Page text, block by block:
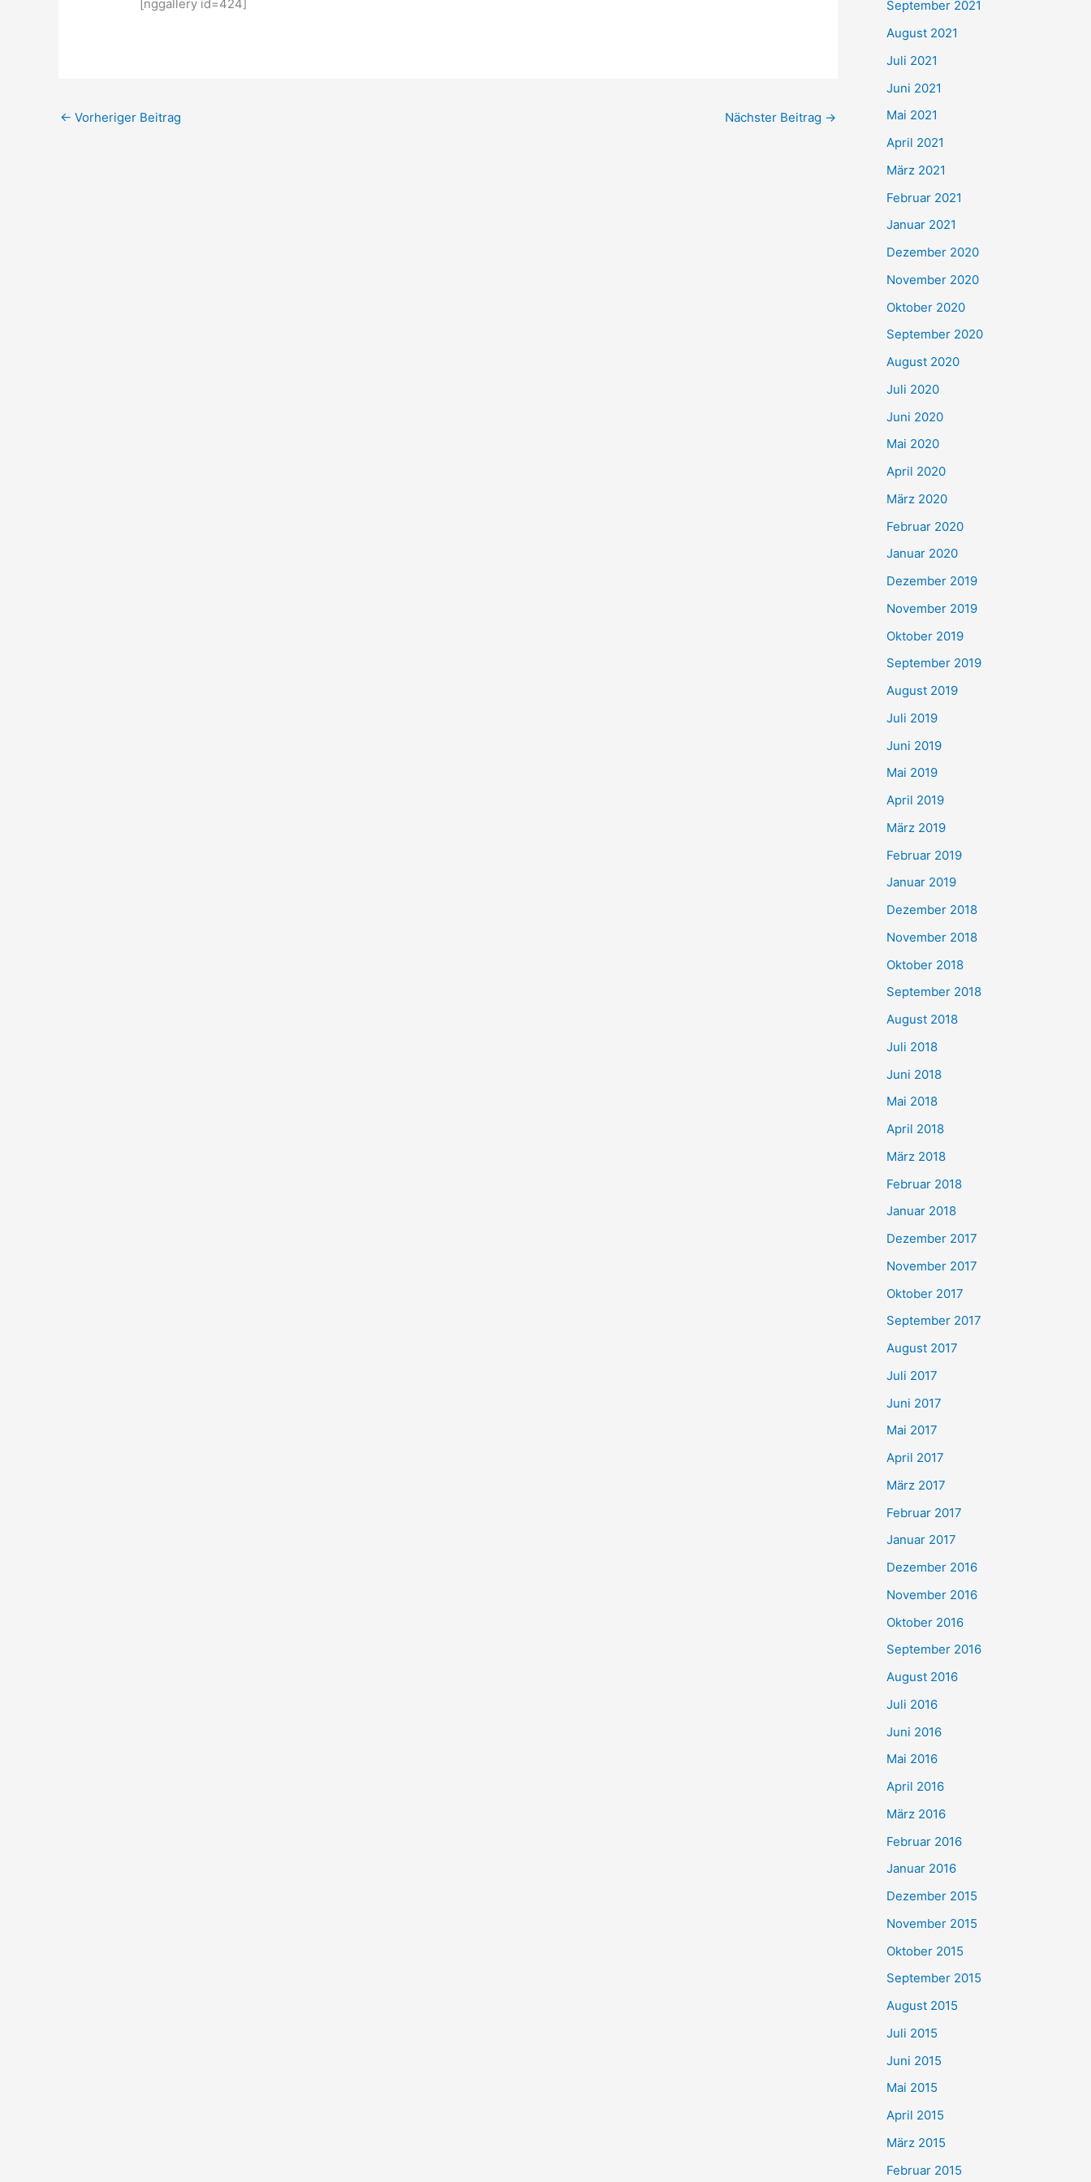
[nggallery id=424]
← Vorheriger Beitrag Nächster Beitrag →
h
:
September 2021
August 2021
Juli 2021
Juni 2021
Mai 2021
April 2021
März 2021
Februar 2021
Januar 2021
Dezember 2020
November 2020
Oktober 2020
September 2020
August 2020
Juli 2020
Juni 2020
Mai 2020
April 2020
März 2020
Februar 2020
Januar 2020
Dezember 2019
November 2019
Oktober 2019
September 2019
August 2019
Juli 2019
Juni 2019
Mai 2019
April 2019
März 2019
Februar 2019
Januar 2019
Dezember 2018
November 2018
Oktober 2018
September 2018
August 2018
Juli 2018
Juni 2018
Mai 2018
April 2018
März 2018
Februar 2018
Januar 2018
Dezember 2017
November 2017
Oktober 2017
September 2017
August 2017
Juli 2017
Juni 2017
Mai 2017
April 2017
März 2017
Februar 2017
Januar 2017
Dezember 2016
November 2016
Oktober 2016
September 2016
August 2016
Juli 2016
Juni 2016
Mai 2016
April 2016
März 2016
Februar 2016
Januar 2016
Dezember 2015
November 2015
Oktober 2015
September 2015
August 2015
Juli 2015
Juni 2015
Mai 2015
April 2015
März 2015
Februar 2015